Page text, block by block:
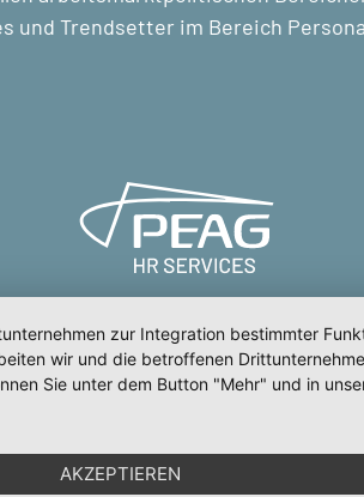
und Trendsetter im Bereich
Datenschutz Erklärung
zur Integration bestimmter
wir und die betroffenen
Sie unter dem Button "Mehr" und in
AKZEPTIEREN